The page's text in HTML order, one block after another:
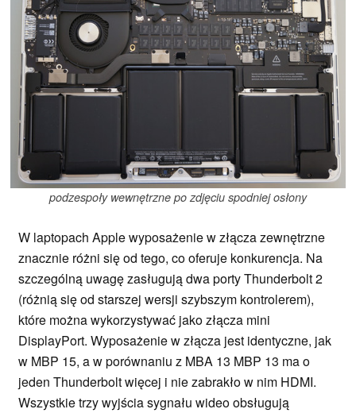
podzespoły wewnętrzne po zdjęciu spodniej osłony
W laptopach Apple wyposażenie w złącza zewnętrzne
znacznie różni się od tego, co oferuje konkurencja. Na
szczególną uwagę zasługują dwa porty Thunderbolt 2
(różnią się od starszej wersji szybszym kontrolerem),
które można wykorzystywać jako złącza mini
DisplayPort. Wyposażenie w złącza jest identyczne, jak
w MBP 15, a w porównaniu z MBA 13 MBP 13 ma o
jeden Thunderbolt więcej i nie zabrakło w nim HDMI.
Wszystkie trzy wyjścia sygnału wideo obsługują